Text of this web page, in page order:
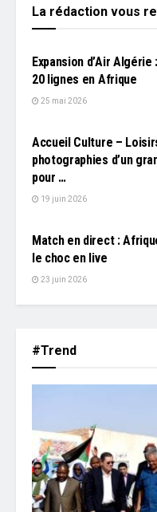
La rédaction vous
L'EDITO
Expansion d’Air
20 lignes en Afrique
25 mai 2026
Accueil Culture –
photographies d’un
pour …
19 juin 2026
Match en direct :
le choc en live
23 juin 2026
#Trend